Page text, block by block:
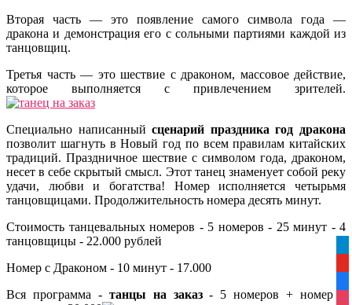
Вторая часть — это появление самого символа года —
дракона и демонстрация его с сольными партиями каждой из
танцовщиц.
Третья часть — это шествие с драконом, массовое действие,
которое выполняется с привлечением зрителей.
Специально написанный сценарий праздника год дракона
позволит шагнуть в Новый год по всем правилам китайских
традиций. Праздничное шествие с символом года, драконом,
несет в себе скрытый смысл. Этот танец знаменует собой реку
удачи, любви и богатства! Номер исполняется четырьмя
танцовщицами. Продолжительность номера десять минут.
Стоимость танцевальных номеров - 5 номеров - 25 минут - 4
танцовщицы - 22.000 рублей
Номер с Драконом - 10 минут - 17.000
Вся программа - танцы на заказ- 5 номеров + номер с